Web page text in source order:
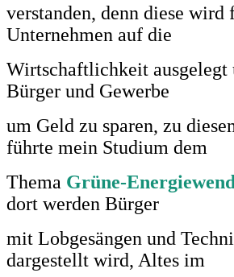
verstanden, denn diese wird
Unternehmen auf die
Wirtschaftlichkeit ausgelegt
Bürger und Gewerbe
um Geld zu sparen, zu
führte mein Studium dem
Thema Grüne-
dort werden Bürger
mit Lobgesängen und
dargestellt wird, Altes im